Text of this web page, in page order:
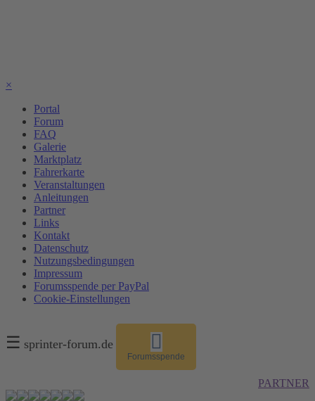
×
Portal
Forum
FAQ
Galerie
Marktplatz
Fahrerkarte
Veranstaltungen
Anleitungen
Partner
Links
Kontakt
Datenschutz
Nutzungsbedingungen
Impressum
Forumsspende per PayPal
Cookie-Einstellungen
☰ sprinter-forum.de
Forumsspende
PARTNER